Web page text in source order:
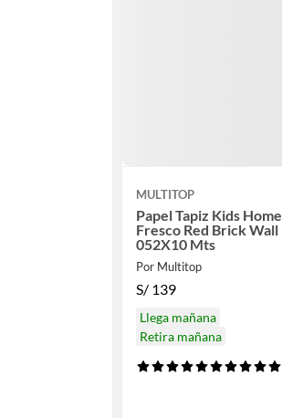
MULTITOP
Papel Tapiz Kids Home
Fresco Red Brick Wall
052X10 Mts
Por Multitop
S/ 139
Llega mañana
Retira mañana